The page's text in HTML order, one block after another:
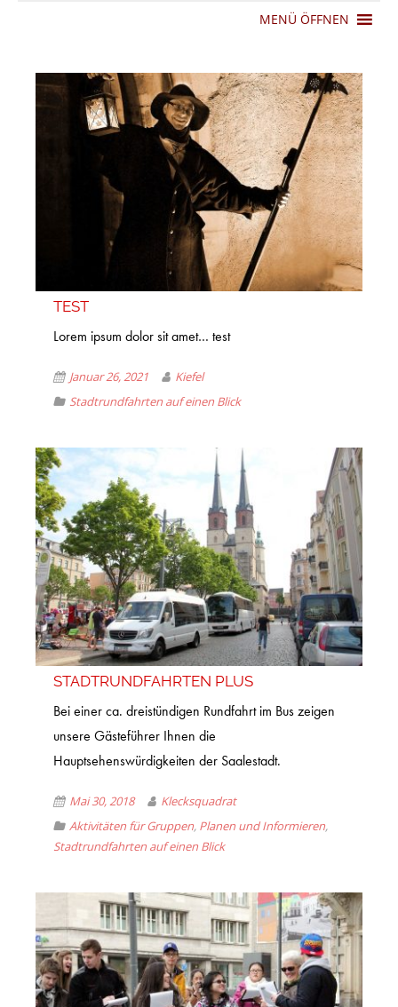
MENÜ ÖFFNEN
TEST
Lorem ipsum dolor sit amet… test
Januar 26, 2021
Kiefel
Stadtrundfahrten auf einen Blick
STADTRUNDFAHRTEN PLUS
Bei einer ca. dreistündigen Rundfahrt im Bus zeigen
unsere Gästeführer Ihnen die
Hauptsehenswürdigkeiten der Saalestadt.
Mai 30, 2018
Klecksquadrat
Aktivitäten für Gruppen, Planen und Informieren,
Stadtrundfahrten auf einen Blick